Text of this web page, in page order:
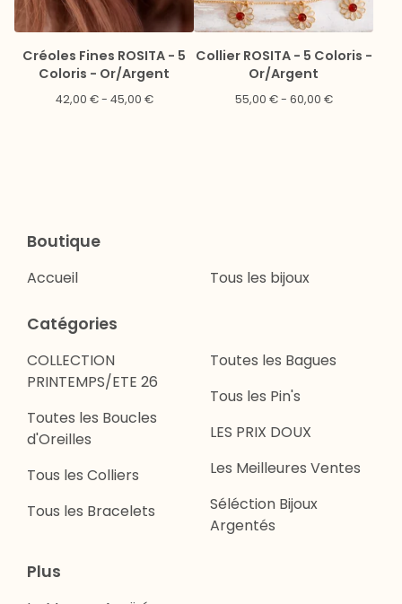
Créoles Fines ROSITA - 5
Coloris - Or/Argent
42,00 €- 45,00 €
Collier ROSITA - 5 Coloris -
Or/Argent
55,00 €- 60,00 €
Boutique
Accueil Tous les bijoux
Catégories
COLLECTION
PRINTEMPS/ETE 26
Toutes les Boucles
d'Oreilles
Tous les Colliers
Tous les Bracelets
Toutes les Bagues
Tous les Pin's
LES PRIX DOUX
Les Meilleures Ventes
Séléction Bijoux
Argentés
Plus